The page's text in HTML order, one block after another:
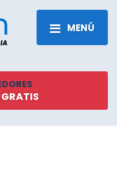
MENÚ